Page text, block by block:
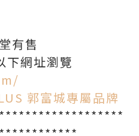
有售
下網址瀏覽
郭富城專屬品牌